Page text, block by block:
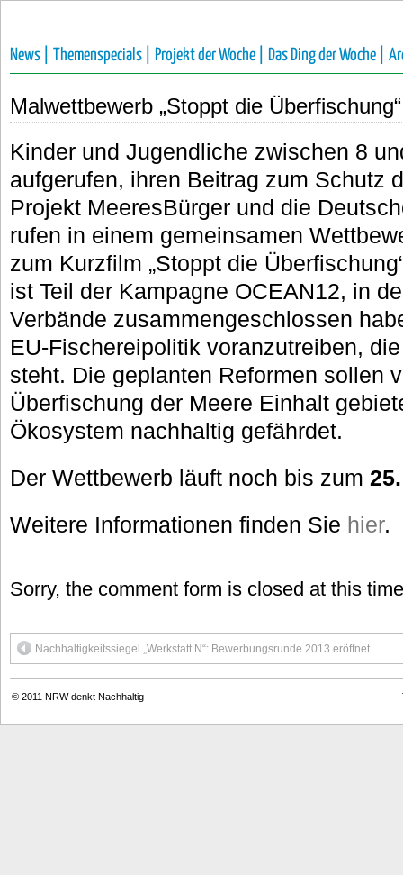
News | Themenspecials | Projekt der Woche | Das Ding der Woche |
Malwettbewerb „Stoppt die Überfischung“
Kinder und Jugendliche zwischen 8
aufgerufen, ihren Beitrag zum Schutz
Projekt MeeresBürger und die
rufen in einem gemeinsamen
zum Kurzfilm „Stoppt die
ist Teil der Kampagne OCEAN12, in
Verbände zusammengeschlossen
EU-Fischereipolitik voranzutreiben,
steht. Die geplanten Reformen sollen
Überfischung der Meere Einhalt
Ökosystem nachhaltig gefährdet.
Der Wettbewerb läuft noch bis zum
Weitere Informationen finden Sie hier.
Sorry, the comment form is closed at this
Nachhaltigkeitssiegel „Werkstatt N“: Bewerbungsrunde 2013 eröffnet
© 2011 NRW denkt Nachhaltig